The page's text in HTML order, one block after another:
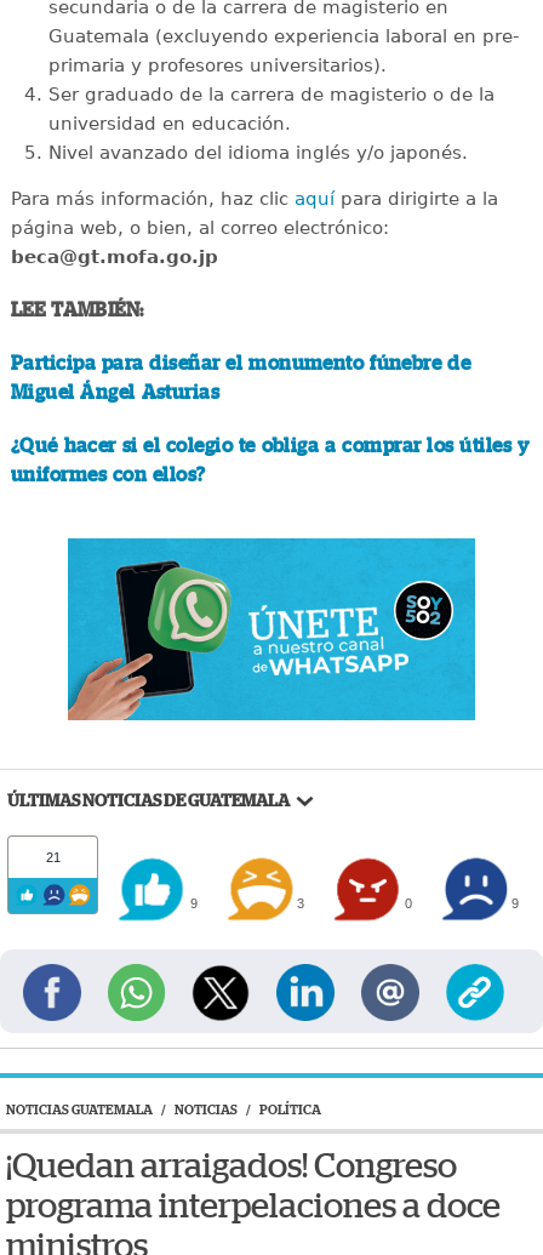
secundaria o de la carrera de magisterio en
Guatemala (excluyendo experiencia laboral en pre-
primaria y profesores universitarios).
Ser graduado de la carrera de magisterio o de la
universidad en educación.
Nivel avanzado del idioma inglés y/o japonés.
Para más información, haz clic aquí para dirigirte a la
página web, o bien, al correo electrónico:
beca@gt.mofa.go.jp
LEE TAMBIÉN:
Participa para diseñar el monumento fúnebre de
Miguel Ángel Asturias
¿Qué hacer si el colegio te obliga a comprar los útiles y
uniformes con ellos?
ÚLTIMAS NOTICIAS DE GUATEMALA
21
9 3 0 9
NOTICIAS GUATEMALA / NOTICIAS / POLÍTICA
¡Quedan arraigados! Congreso
programa interpelaciones a doce
ministros